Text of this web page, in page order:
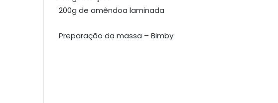
200g de amêndoa laminada
Preparação da massa – Bimby